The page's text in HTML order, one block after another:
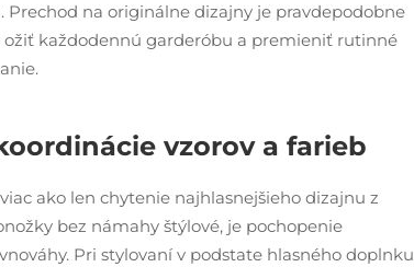
na originálne dizajny je pravdepodobne
ožiť každodennú garderóbu a premieniť rutinné
vzorov a farieb
ako len chytenie najhlasnejšieho dizajnu z
bez námahy štýlové, je pochopenie
Pri stylovaní v podstate hlasného doplnku